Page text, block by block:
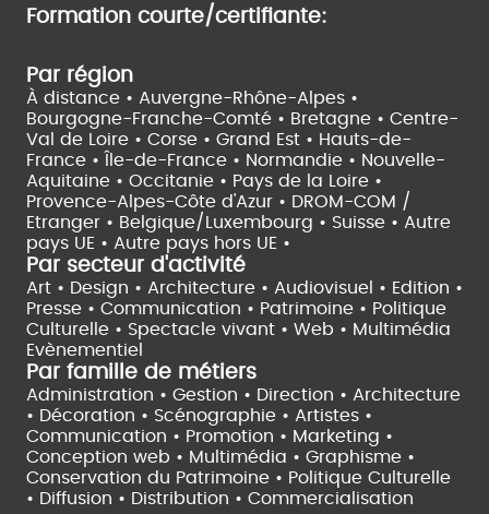
Formation courte/certifiante:
Par région
À distance • Auvergne-Rhône-Alpes •
Bourgogne-Franche-Comté • Bretagne • Centre-
Val de Loire • Corse • Grand Est • Hauts-de-
France •
Île-de-France • Normandie • Nouvelle-
Aquitaine • Occitanie • Pays de la Loire •
Provence-Alpes-Côte d'Azur • DROM-COM /
Etranger • Belgique/Luxembourg • Suisse • Autre
pays UE • Autre pays hors UE •
Par secteur d'activité
Art • Design • Architecture • Audiovisuel • Edition •
Presse • Communication • Patrimoine • Politique
Culturelle • Spectacle vivant • Web • Multimédia
Evènementiel
Par famille de métiers
Administration • Gestion • Direction • Architecture
• Décoration • Scénographie • Artistes •
Communication • Promotion • Marketing •
Conception web • Multimédia • Graphisme •
Conservation du Patrimoine • Politique Culturelle
• Diffusion • Distribution • Commercialisation